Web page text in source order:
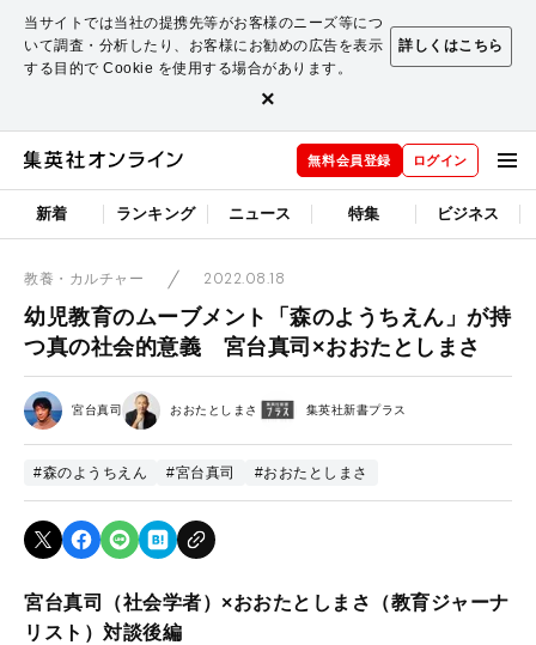
当サイトでは当社の提携先等がお客様のニーズ等につ
いて調査・分析したり、お客様にお勧めの広告を表示
する目的で Cookie を使用する場合があります。
詳しくはこちら
×
無料会員登録 ログイン
新着 ランキング ニュース 特集 ビジネス
教養・カルチャー 2022.08.18
幼児教育のムーブメント「森のようちえん」が持
つ真の社会的意義 宮台真司×おおたとしまさ
宮台真司 おおたとしまさ 集英社新書プラス
#森のようちえん #宮台真司 #おおたとしまさ
宮台真司（社会学者）×おおたとしまさ（教育ジャーナ
リスト）対談後編